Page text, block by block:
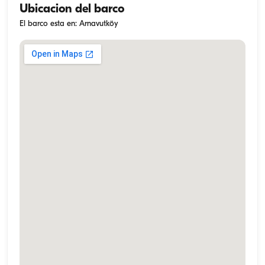
Ubicacion del barco
El barco esta en: Arnavutköy